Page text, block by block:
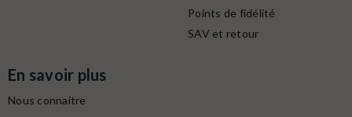
Points de fidélité
SAV et retour
En savoir plus
Nous connaitre